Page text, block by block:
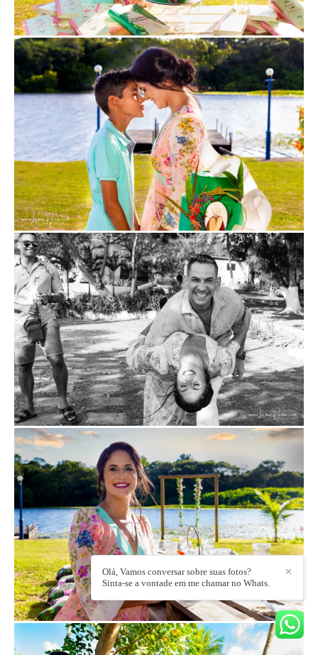
✕
Olá, Vamos conversar sobre suas fotos?
Sinta-se a vontade em me chamar no Whats.